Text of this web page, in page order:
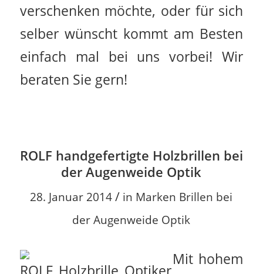
verschenken möchte, oder für sich
selber wünscht kommt am Besten
einfach mal bei uns vorbei! Wir
beraten Sie gern!
ROLF handgefertigte Holzbrillen bei
der Augenweide Optik
28. Januar 2014 / in Marken Brillen bei
der Augenweide Optik
Mit hohem